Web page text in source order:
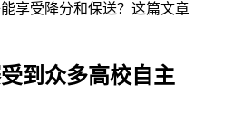
享受降分和保送？这篇文章
到众多高校自主